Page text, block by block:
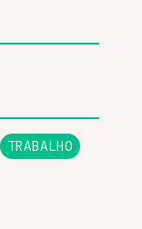
TRABALHO